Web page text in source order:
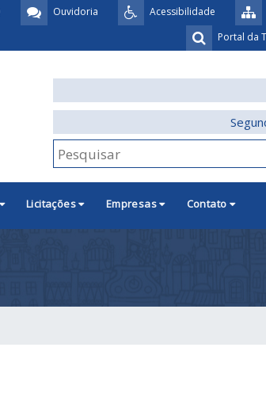
Acessibilidade
Ouvidoria
Portal da
Licitações Empresas Contato